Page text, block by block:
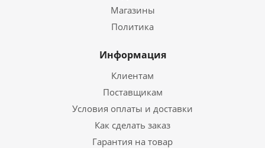
Магазины
Политика
Информация
Клиентам
Поставщикам
Условия оплаты и доставки
Как сделать заказ
Гарантия на товар